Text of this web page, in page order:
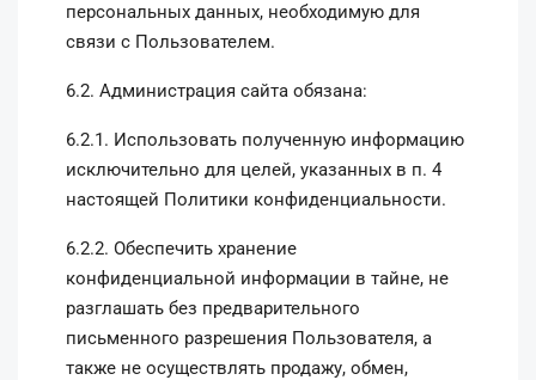
персональных данных, необходимую для
связи с Пользователем.
6.2. Администрация сайта обязана:
6.2.1. Использовать полученную информацию
исключительно для целей, указанных в п. 4
настоящей Политики конфиденциальности.
6.2.2. Обеспечить хранение
конфиденциальной информации в тайне, не
разглашать без предварительного
письменного разрешения Пользователя, а
также не осуществлять продажу, обмен,